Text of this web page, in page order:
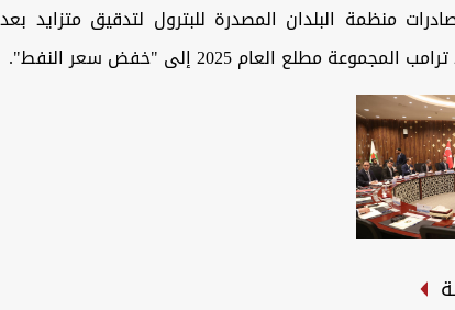
منظمة البلدان المصدرة للبترول لتدقيق متزايد
مطلع العام 2025 إلى "خفض سعر النفط".